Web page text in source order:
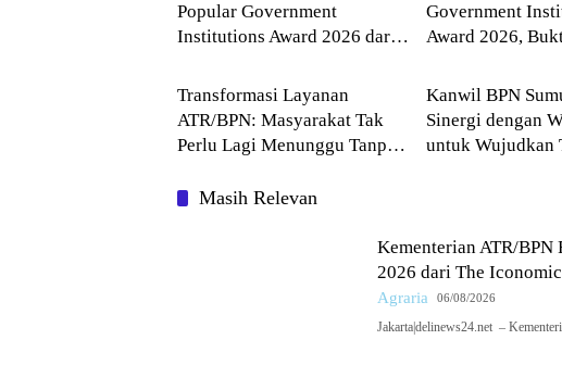
Popular Government
Institutions Award 2026 dari
Government
Award 2026,
Komunikasi
Transformasi Layanan
ATR/BPN: Masyarakat Tak
Perlu Lagi Menunggu Tanpa
Kanwil BPN
Sinergi dengan
untuk Wujudkan
Masih Relevan
Kementerian ATR/
2026 dari The
Agraria 06/08/2026
Jakarta|delinews24.net –